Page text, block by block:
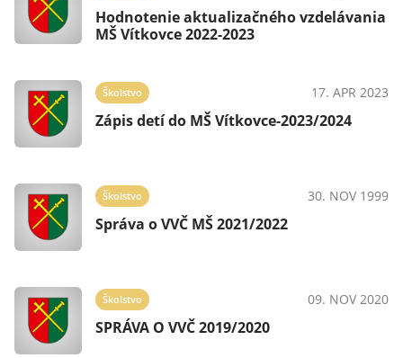
Hodnotenie aktualizačného vzdelávania
MŠ Vítkovce 2022-2023
Školstvo 17. APR 2023
Zápis detí do MŠ Vítkovce-2023/2024
Školstvo 30. NOV 1999
Správa o VVČ MŠ 2021/2022
Školstvo 09. NOV 2020
SPRÁVA O VVČ 2019/2020